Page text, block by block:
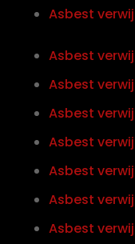
Asbest
Asbest
Asbest
Asbest
Asbest
Asbest
Asbest
Asbest